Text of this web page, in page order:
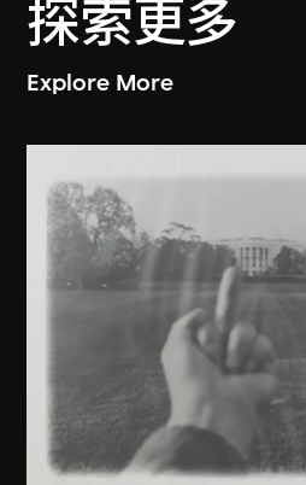
探索更多
Explore More